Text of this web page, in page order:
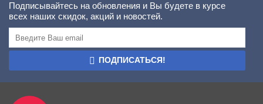
Подписывайтесь на обновления и Вы будете в курсе
всех наших скидок, акций и новостей.
ПОДПИСАТЬСЯ!